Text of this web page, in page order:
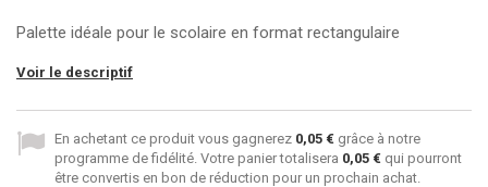
Palette idéale pour le scolaire en format rectangulaire
Voir le descriptif
En achetant ce produit vous gagnerez 0,05 € grâce à notre
programme de fidélité. Votre panier totalisera 0,05 € qui pourront
être convertis en bon de réduction pour un prochain achat.